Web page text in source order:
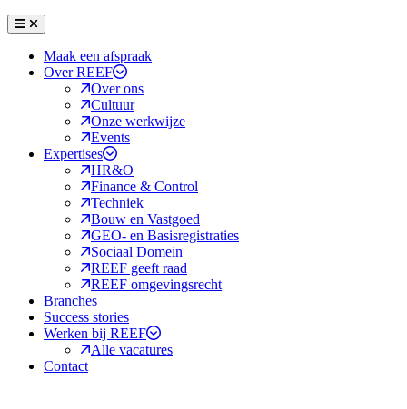
Menu
Sluiten
Maak een afspraak
Over REEF
Over ons
Cultuur
Onze werkwijze
Events
Expertises
HR&O
Finance & Control
Techniek
Bouw en Vastgoed
GEO- en Basisregistraties
Sociaal Domein
REEF geeft raad
REEF omgevingsrecht
Branches
Success stories
Werken bij REEF
Alle vacatures
Contact